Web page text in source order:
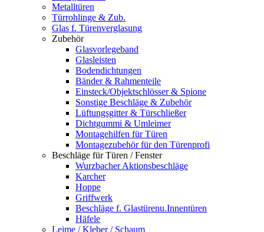
Metalltüren
Türrohlinge & Zub.
Glas f. Türenverglasung
Zubehör
Glasvorlegeband
Glasleisten
Bodendichtungen
Bänder & Rahmenteile
Einsteck/Objektschlösser & Spione
Sonstige Beschläge & Zubehör
Lüftungsgitter & Türschließer
Dichtgummi & Umleimer
Montagehilfen für Türen
Montagezubehör für den Türenprofi
Beschläge für Türen / Fenster
Wurzbacher Aktionsbeschläge
Karcher
Hoppe
Griffwerk
Beschläge f. Glastürenu.Innentüren
Häfele
Leime / Kleber / Schaum